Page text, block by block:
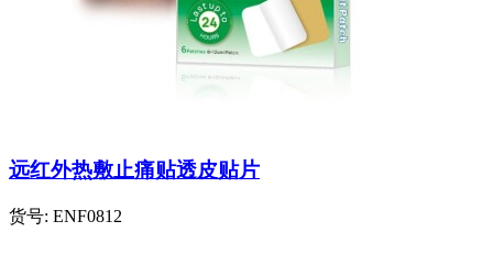
远红外热敷止痛贴透皮贴片
货号: ENF0812